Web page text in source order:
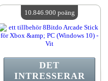
Antal tillgängliga:4
DET
INTRESSERAR
10.846.900 poäng